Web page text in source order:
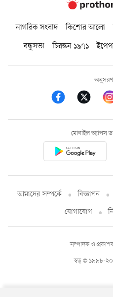
নাগরিক সংবাদ কিশোর আলো
বন্ধুসভা
চিরন্তন ১৯৭১
মোবাইল অ্যাপস
আমাদের সম্পর্কে বিজ্ঞাপন
যোগাযোগ
স্বত্ব © ১৯৯৮-
সম্পাদক ও